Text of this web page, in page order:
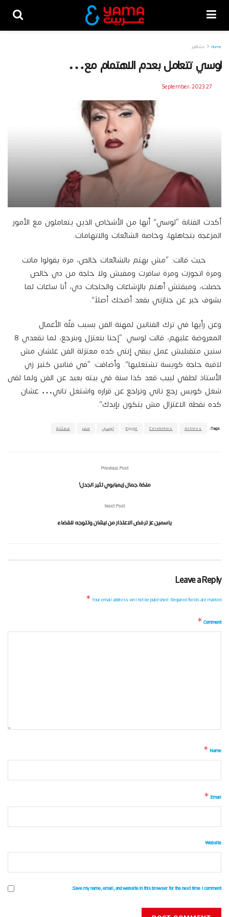
Home مشاهير
لوسي تتعامل بعدم الاهتمام مع…
27 September، 2023
أكدت الفنانة “لوسي” أنها من الأشخاص الذين يتعاملون مع الأمور
المزعجة بتجاهلها، وخاصة الشائعات والاتهامات.
حيث قالت: “مش بهتم بالشائعات خالص، مرة يقولوا ماتت
ومرة اتجوزت ومرة سافرت ومفيش ولا حاجة من دي خالص
حصلت، ومبقتش أهتم بالإشاعات والحاجات دي، أنا ساعات لما
بشوف خبر عن جنازتي بقعد أضحك أصلاً”.
وعن رأيها في ترك الفنانين لمهنة الفن بسبب قلّة الأعمال
المعروضة عليهم، قالت لوسي: “إحنا بنعتزل وبنرجع، لما تقعدي 8
سنين متقبليش عمل يبقى إنتي كده معتزلة الفن علشان مش
لاقية حاجة كويسة تشتغليها”. وأضافت: “في فنانين كتير زي
الأستاذ لطفي لبيب قعد كذا سنة في بيته بعيد عن الفن ولما لقى
شغل كويس رجع تاني وتراجع عن قراره واشتغل تانيِ… عشان
كده نقطة الاعتزال مش بتكون بإيدك”.
Tags:
Actress
Celebrities
Egypt لوسي مصر ممثلة
Previous Post
ملكة جمال زيمبابوي تثير الجدل!
Next Post
ياسمين عز ترفض الاعتذار من نيشان وتتوجه للقضاء
Leave a Reply
Your email address will not be published.Required fields are marked
*
Comment
*
Name
*
Email
*
Website
Save my name, email, and website in this browser for the next time I comment.